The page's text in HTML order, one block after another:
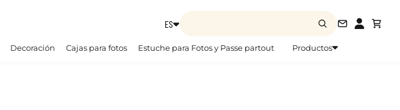
ES
Decoración Cajas para fotos Estuche para Fotos y Passe partout Productos